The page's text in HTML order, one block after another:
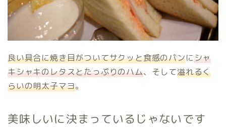
良い具合に焼き目がついてサクッと食感のパンにシャ
キシャキのレタスとたっぷりのハム、そして溢れるく
らいの明太子マヨ。
美味しいに決まっているじゃないです